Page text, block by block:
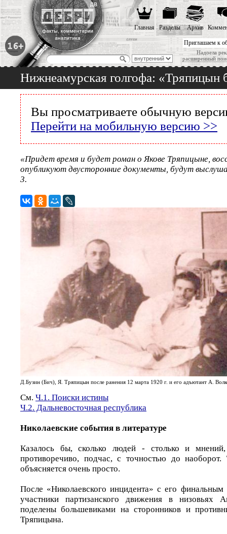
Приглашаем к
Надоела
расширенный
Главная Разделы Архив
Нижнеамурская голгофа: «Тряпицын
Вы просматриваете обычную
Перейти на мобильную версию >>
«Придет время и будет роман о Якове Тряпицыне,
опубликуют двусторонние документы, будут
3.
Д.Бузин (Бич), Я. Тряпицын после ранения 12 марта 1920 г. и его адъютант А.
См. Ч.1. Поиски истины
Ч.2. Дальневосточная республика
Николаевские события в литературе
Казалось бы, сколько людей - столько и
противоречиво, подчас, с точностью до наоборот.
объясняется очень просто.
После «Николаевского инцидента» c его
участники партизанского движения в
поделены большевиками на сторонников и
Тряпицына.